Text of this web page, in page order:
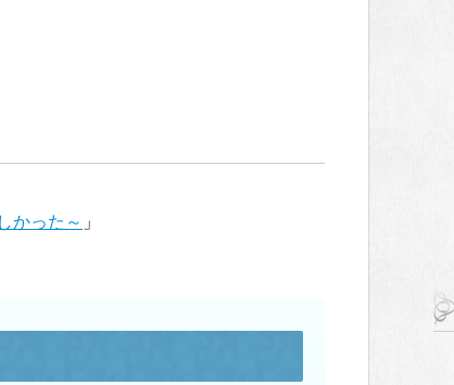
かった～ 」